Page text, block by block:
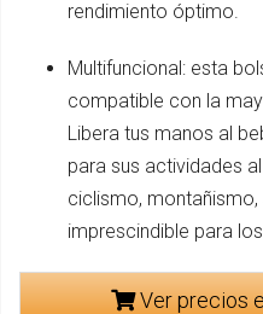
rendimiento óptimo.
Multifuncional: esta
compatible con la
Libera tus manos al
para sus actividades
ciclismo,
imprescindible para
Ver precios